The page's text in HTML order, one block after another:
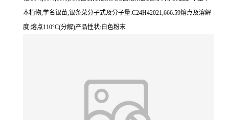
本植物,学名银苗,银条菜分子式及分子量:C24H42021;666.59熔点及溶解
度:熔点110°C(分解)产品性状:白色粉末